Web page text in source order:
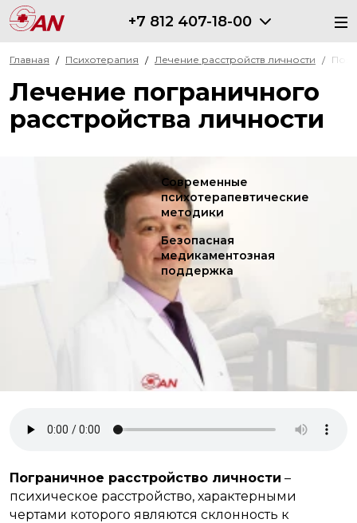
+7 812 407-18-00
Главная Психотерапия Лечение расстройств личности
Лечение пограничного
расстройства личности
Современные
психотерапевтические
методики
Безопасная
медикаментозная
поддержка
Пограничное расстройство личности –
психическое расстройство, характерными
чертами которого являются склонность к